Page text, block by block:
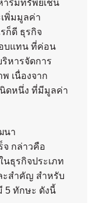
ริมทรัพย์เช่น
เพิ่มมูลค่า
ก็ดี ธุรกิจ
บแทน ที่ค่อน
หารจัดการ
เนื่องจาก
ดหนึ่ง ที่มีมูลค่า
นา
จ กล่าวคือ
นธุรกิจประเภท
ะสำคัญ สำหรับ
5 ทักษะ ดังนี้